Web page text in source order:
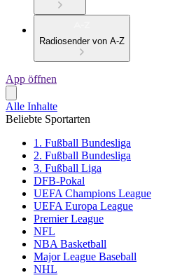
Radiosender von A-Z
App öffnen
Alle Inhalte
Beliebte Sportarten
1. Fußball Bundesliga
2. Fußball Bundesliga
3. Fußball Liga
DFB-Pokal
UEFA Champions League
UEFA Europa League
Premier League
NFL
NBA Basketball
Major League Baseball
NHL